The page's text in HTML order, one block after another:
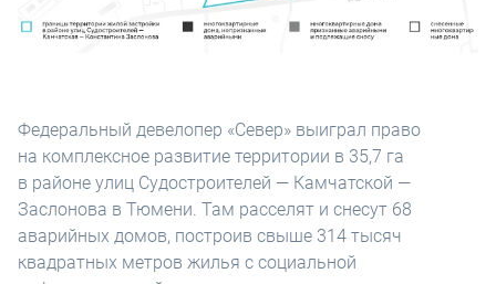
Федеральный девелопер «Север» выиграл право
на комплексное развитие территории в 35,7 га
в районе улиц Судостроителей — Камчатской —
Заслонова в Тюмени. Там расселят и снесут 68
аварийных домов, построив свыше 314 тысяч
квадратных метров жилья с социальной